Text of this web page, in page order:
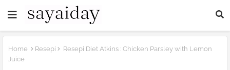
Home Resepi
Resepi Diet Atkins : Chicken Parsley with Lemon
Juice